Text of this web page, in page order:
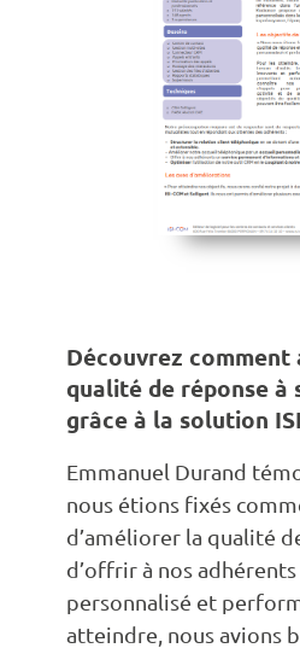
Découvrez comment
qualité de réponse à
grâce à la solution
Emmanuel Durand
nous étions fixés
d’améliorer la qualité
d’offrir à nos adhérents
personnalisé et
atteindre, nous avions